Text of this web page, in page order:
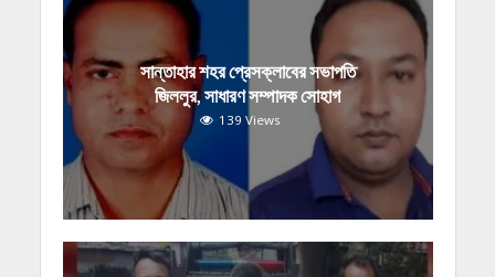
সান্তাহার শহর প্রেসক্লাবের সভাপতি
জিললুর, সাধারণ সম্পাদক সোহাগ
139 Views